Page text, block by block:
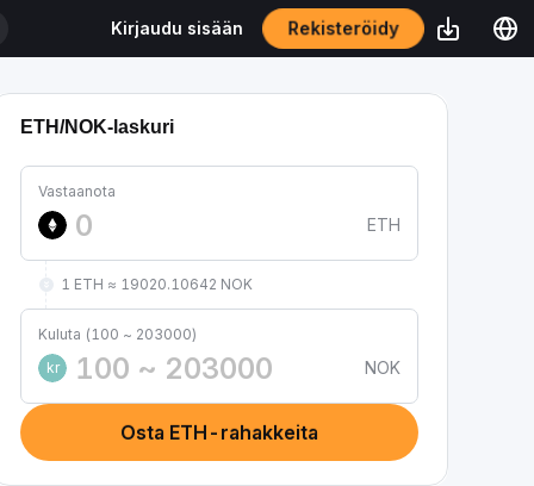
Kirjaudu sisään Rekisteröidy
ETH/NOK-laskuri
Vastaanota
ETH
1 ETH ≈ 19020.10642 NOK
Kuluta (100 ~ 203000)
kr
NOK
Osta ETH-rahakkeita